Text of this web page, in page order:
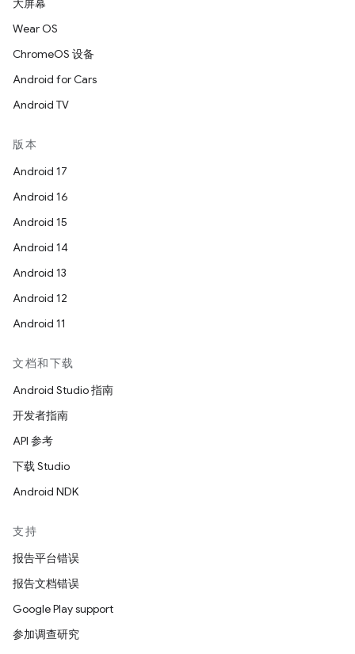
大屏幕
Wear OS
ChromeOS 设备
Android for Cars
Android TV
版本
Android 17
Android 16
Android 15
Android 14
Android 13
Android 12
Android 11
文档和下载
Android Studio 指南
开发者指南
API 参考
下载 Studio
Android NDK
支持
报告平台错误
报告文档错误
Google Play support
参加调查研究